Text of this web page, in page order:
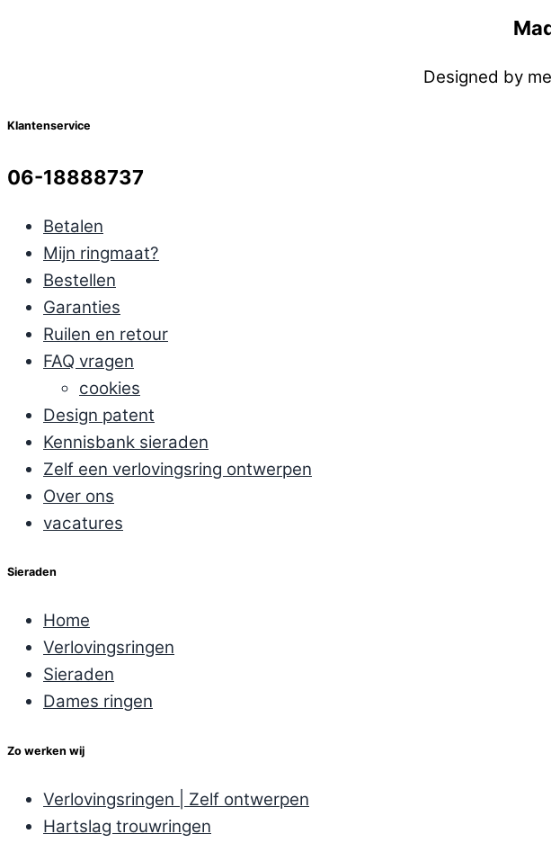
Designed by
Klantenservice
06-18888737
Betalen
Mijn ringmaat?
Bestellen
Garanties
Ruilen en retour
FAQ vragen
cookies
Design patent
Kennisbank sieraden
Zelf een verlovingsring ontwerpen
Over ons
vacatures
Sieraden
Home
Verlovingsringen
Sieraden
Dames ringen
Zo werken wij
Verlovingsringen | Zelf ontwerpen
Hartslag trouwringen